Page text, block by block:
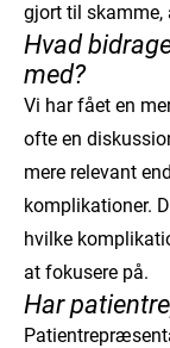
gjort til skamme,
Hvad
med?
Vi har fået en
ofte en
mere relevant
komplikationer.
hvilke
at fokusere på.
Har